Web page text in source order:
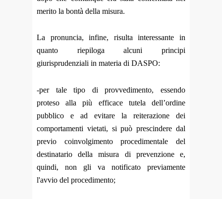
merito la bontà della misura.
La pronuncia, infine, risulta interessante in
quanto riepiloga alcuni principi
giurisprudenziali in materia di DASPO:
-per tale tipo di provvedimento, essendo
proteso alla più efficace tutela dell’ordine
pubblico e ad evitare la reiterazione dei
comportamenti vietati, si può prescindere dal
previo coinvolgimento procedimentale del
destinatario della misura di prevenzione e,
quindi, non gli va notificato previamente
l'avvio del procedimento;